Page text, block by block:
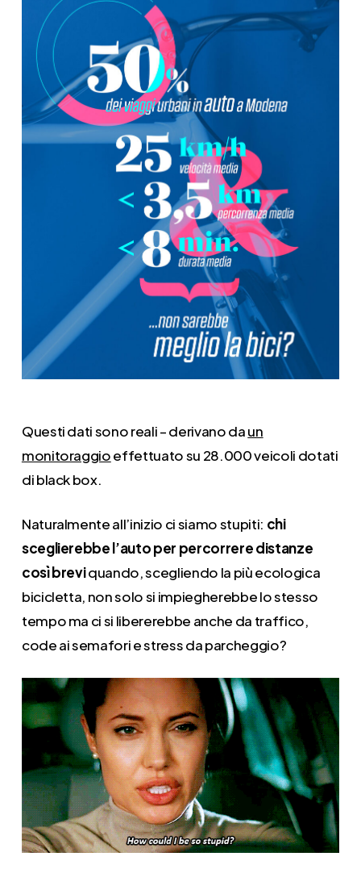
Questi dati sono reali – derivano daun
monitoraggioeffettuato su 28.000 veicoli dotati
di black box.
Naturalmente all’inizio ci siamo stupiti: chi
sceglierebbe l’auto per percorrere distanze
così breviquando, scegliendo la più ecologica
bicicletta, non solo si impiegherebbe lo stesso
tempo ma ci si libererebbe anche da traffico,
code ai semafori e stress da parcheggio?